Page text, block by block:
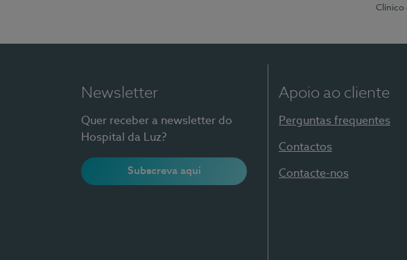
Clínico
Newsletter
Quer receber a newsletter do
Hospital da Luz?
Subscreva aqui
Apoio ao cliente
Perguntas frequentes
Contactos
Contacte-nos